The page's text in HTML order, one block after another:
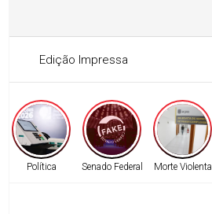
Edição Impressa
Política Senado Federal Morte Violenta